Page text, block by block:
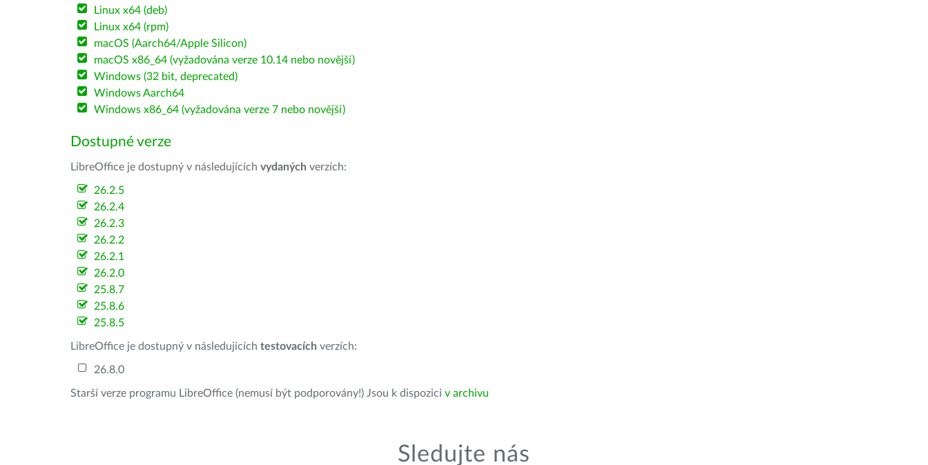
Linux x64 (deb)
Linux x64 (rpm)
macOS (Aarch64/Apple Silicon)
macOS x86_64 (vyžadována verze 10.14 nebo novější)
Windows (32 bit, deprecated)
Windows Aarch64
Windows x86_64 (vyžadována verze 7 nebo novější)
Dostupné verze
LibreOffice je dostupný v následujících vydaných verzích:
26.2.5
26.2.4
26.2.3
26.2.2
26.2.1
26.2.0
25.8.7
25.8.6
25.8.5
LibreOffice je dostupný v následujících testovacích verzích:
26.8.0
Starší verze programu LibreOffice (nemusí být podporovány!) Jsou k dispozici v archivu
Sledujte nás